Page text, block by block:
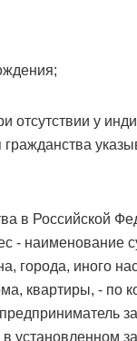
отсутствии у
в Российской
- наименование
города, иного
квартиры, - по
установленном